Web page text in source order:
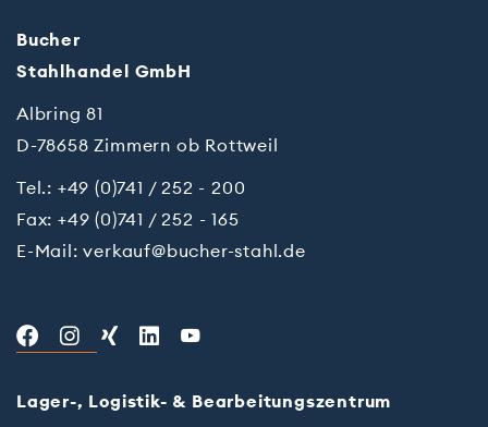
Bu­cher
Stahl­han­del GmbH
Albring 81
D-78658 Zimmern ob Rottweil
Tel.: +49 (0)741 / 252 - 200
Fax: +49 (0)741 / 252 - 165
E-Mail:verkauf@bucher-stahl.de
Lager-, Logistik- & Bearbeitungszentrum